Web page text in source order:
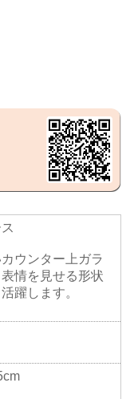
ウンター上ガラ
情を見せる形状
躍します。